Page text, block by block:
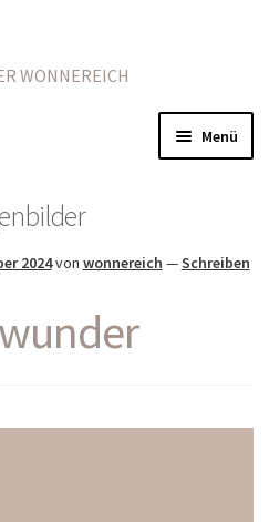
Menü
2024von wonnereich —Schreiben